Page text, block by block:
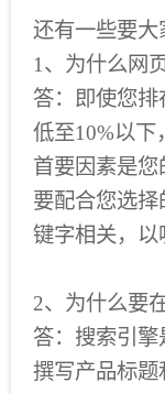
还有一些要大
1、为什么网
答：即使您
低至10%以下
首要因素是
要配合您选
键字相关，以
2、为什么要
答：搜索引
撰写产品标